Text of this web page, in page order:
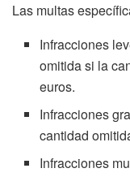
Las multas
Infracciones
omitida si la
euros.
Infracciones
cantidad
Infracciones